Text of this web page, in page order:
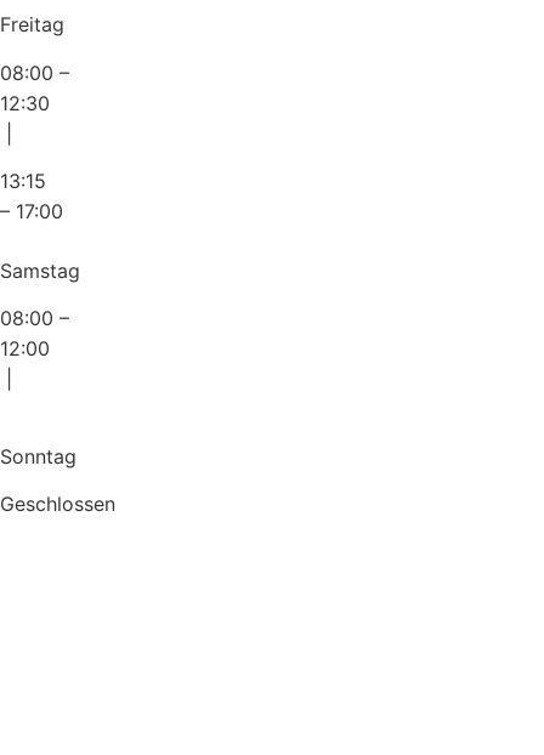
Freitag
08:00 –
12:30
13:15
– 17:00
Samstag
08:00 –
12:00
Sonntag
Geschlossen